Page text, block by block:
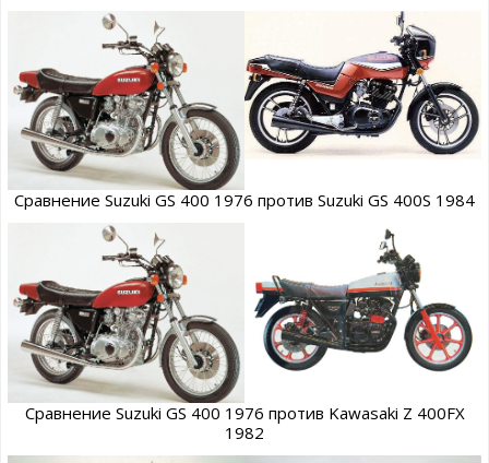
Сравнение Suzuki GS 400 1976 против Suzuki GS 400S 1984
Сравнение Suzuki GS 400 1976 против Kawasaki Z 400FX
1982